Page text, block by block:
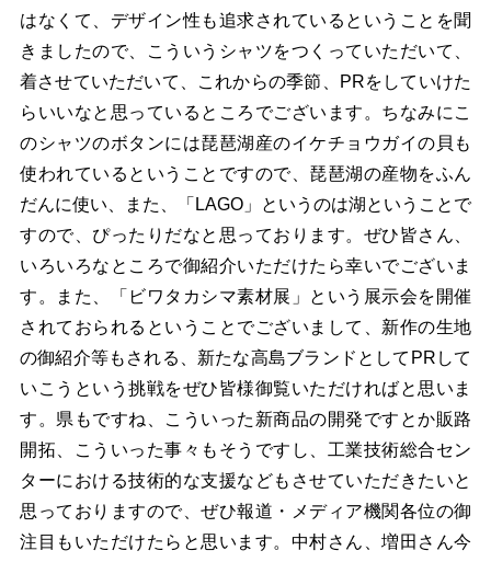
はなくて、デザイン性も追求されているということを聞
きましたので、こういうシャツをつくっていただいて、
着させていただいて、これからの季節、PRをしていけた
らいいなと思っているところでございます。ちなみにこ
のシャツのボタンには琵琶湖産のイケチョウガイの貝も
使われているということですので、琵琶湖の産物をふん
だんに使い、また、「LAGO」というのは湖ということで
すので、ぴったりだなと思っております。ぜひ皆さん、
いろいろなところで御紹介いただけたら幸いでございま
す。また、「ビワタカシマ素材展」という展示会を開催
されておられるということでございまして、新作の生地
の御紹介等もされる、新たな高島ブランドとしてPRして
いこうという挑戦をぜひ皆様御覧いただければと思いま
す。県もですね、こういった新商品の開発ですとか販路
開拓、こういった事々もそうですし、工業技術総合セン
ターにおける技術的な支援などもさせていただきたいと
思っておりますので、ぜひ報道・メディア機関各位の御
注目もいただけたらと思います。中村さん、増田さん今